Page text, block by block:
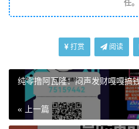
任。
打赏 阅读
纯零撸阿瓦隆：闷声发财嘎嘎搞
« 上一篇